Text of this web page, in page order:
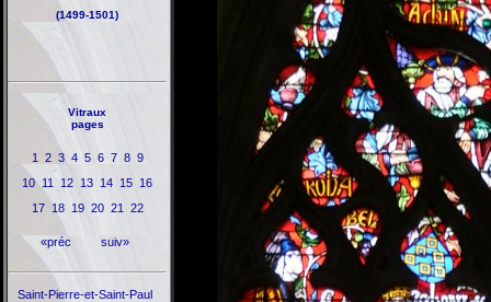
(1499-1501)
Vitraux
pages
1 2 3 4 5 6 7 8 9
10 11 12 13 14 15 16
17
18 19 20 21 22
«préc suiv»
Saint-Pierre-et-Saint-Paul